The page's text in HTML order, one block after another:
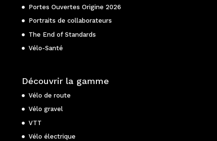
Portes Ouvertes Origine 2026
Portraits de collaborateurs
The End of Standards
Vélo-Santé
Découvrir la gamme
Vélo de route
Vélo gravel
VTT
Vélo électrique